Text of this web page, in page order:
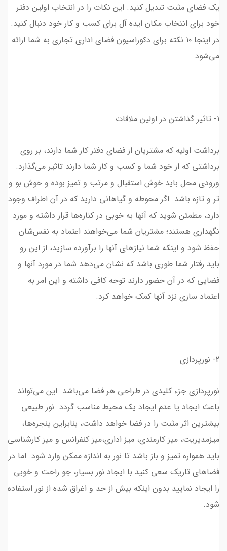
یک فضای مثبت تبدیل کنید. این نکات را در انتخاب اولین دفتر
خود برای انتخاب مکان ایده آل برای کسب و کار خود دنبال کنید.
در اینجا ۱۰ نکته برای دکوراسیون فضای اداری تجاری به شما ارائه
می‌شود.
1- تاثیر گذاشتن در اولین ملاقات
برداشت اولیه که مشتریان از فضای دفتر کار شما دارند، بر روی
برداشتی که از خود شما و کسب و کار شما دارند تاثیر می‌گذارد.
ورودی محل باید خوش استقبال و مرتب و تمیز بوده و خوش بو و
تر و تازه باشد. اگر محوطه و گیاهانی دارید که در آن اطراف وجود
دارد، مطمئن شوید که آنها به خوبی در کناره‌ها قرار داشته و مورد
نگهداری هستند؛ مشتریان شما می‌خواهند اعتماد به نفس‌شان
حفظ شود و اینکه شما نیازهای آنها را برآورده سازید، از این رو
باید رفتار شما طوری باشد که نشان می‌دهد شما در مورد آنها و
فضایی که در آن حضور دارند توجه کافی داشته و این امر به
اعتماد سازی نزد آنها کمک خواهد کرد.
2- نورپردازی
نورپردازی جزء کلیدی در طراحی هر فضا می‌باشد. این می‌تواند
باعث ایجاد یا عدم ایجاد یک محیط مناسب گردد. نور طبیعی
بیشترین اثر مثبت را در فضا خواهد داشت، بنابراین پنجره‌ها،
میزمدیریت، میز کارمندی، میز اداری،میز کنفرانس و میز کارشناسی
باید همواره تمیز و باز باشد تا نور به اندازه ممکن وارد شود. اما در
فضاهای تاریک سعی کنید با ایجاد نور بسیار، جو راحت و خوبی
را ایجاد نمایید بدون اینکه بیش از حد و اغراق شده از نور استفاده
شود.